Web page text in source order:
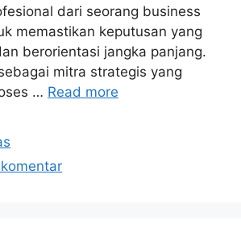
dari seorang business
memastikan keputusan yang
berorientasi jangka panjang.
mitra strategis yang
… Read more